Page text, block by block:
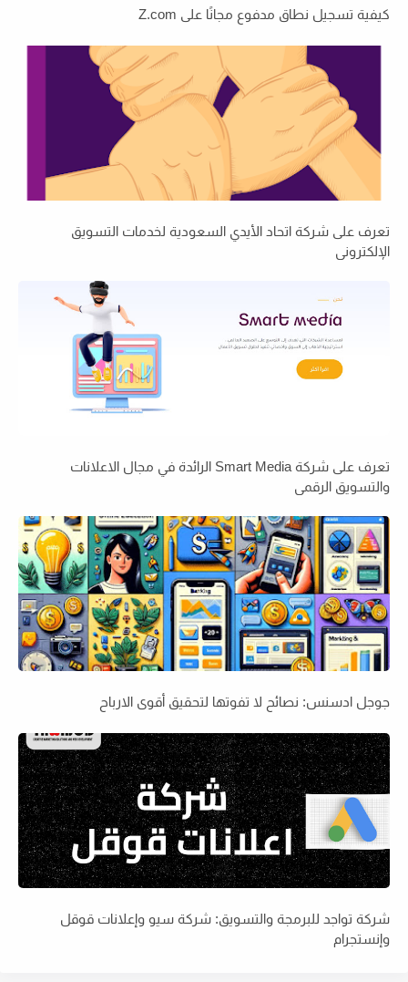
كيفية تسجيل نطاق مدفوع مجانًا على Z.com
تعرف على شركة اتحاد الأيدي السعودية لخدمات التسويق
الإلكتروني
تعرف على شركة Smart Media الرائدة في مجال الاعلانات
والتسويق الرقمي
جوجل ادسنس: نصائح لا تفوتها لتحقيق أقوى الارباح
شركة تواجد للبرمجة والتسويق: شركة سيو وإعلانات قوقل
وإنستجرام